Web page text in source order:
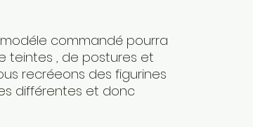
commandé pourra
teintes , de postures et
recréeons des figurines
différentes et donc